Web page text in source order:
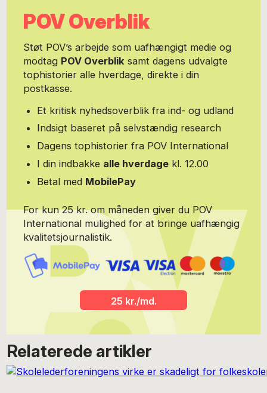
han som journalist for en række medier, primært Politiken og
Rec.dk, hvor han skriver om digital livsstil og tech-økonomien.
mennesker og teknologi og livet i netværkssamfundet:
’Generation Netværk’ (2006), ’Homo Conexus’ (2009) og
’Velkommen til Computopia’ (2014). Før han emigrerede til USA,
arbejdede Morten Bay som rådgiver for en række digitale
medievirksomheder og startups, herunder Aller Media, hvor han
var med til at lede en relancering af hele forlagets digitale
og var i den forbindelse først i den vestlige verden med at skabe
en mobil musikdownload-tjeneste i 2004 og lancerede også
Danmarks første, egentlige recommendation engine med
Findengave.dk i 2005. Han har været redaktør eller redigerende
på en lang række magasiner (hvoraf de fleste – formentlig
urelateret, men man kan aldrig vide – gik ned, efter han forlod
m.fl. Han har en fortid i både organisations- og partipolitik og
rådgav i en årrække folketingsmedlemmer fra Det Radikale
Venstre, hvor han også selv var folketingskandidat. Derudover
har han også en musikkarriere bag sig med pladeudgivelser på
Sony Music og EMI/Noiz, der kan udgraves fra de store
streamingtjenester, hvis man orker. Han spiller stadig guitar og
keyboards i Los Angeles’ musikmiljø, men kun for sjov. Morten
Bay fik Fremtidsprisen fra Akademiet for Fremtidsforsknings i
2008 og Ravn-Joensen-prisen fra DPA i 2004.
POV Overblik
Støt POV’s arbejde som uafhængigt medie og
modtag POV Overblik samt dagens udvalgte
tophistorier alle hverdage, direkte i din
postkasse.
Et kritisk nyhedsoverblik fra ind- og udland
Indsigt baseret på selvstændig research
Dagens tophistorier fra POV International
I din indbakke alle hverdage kl. 12.00
Betal med MobilePay
For kun 25 kr. om måneden giver du POV
International mulighed for at bringe uafhængig
kvalitetsjournalistik.
25 kr./md.
Relaterede artikler